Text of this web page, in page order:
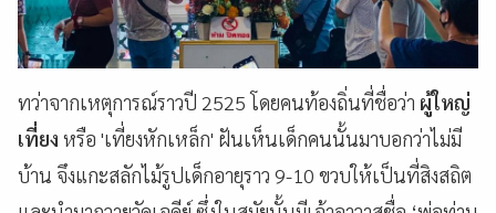
ทว่าจากเหตุการณ์ราวปี 2525 โดยคนท้องถิ่นที่ชื่อว่า ผู้ใหญ่
เที่ยง หรือ 'เที่ยงหักเหล็ก' ฝันเห็นเด็กคนนั้นมาบอกว่าไม่มี
บ้าน จึงแกะสลักไม้รูปเด็กอายุราว 9-10 ขวบให้เป็นที่สิงสถิต